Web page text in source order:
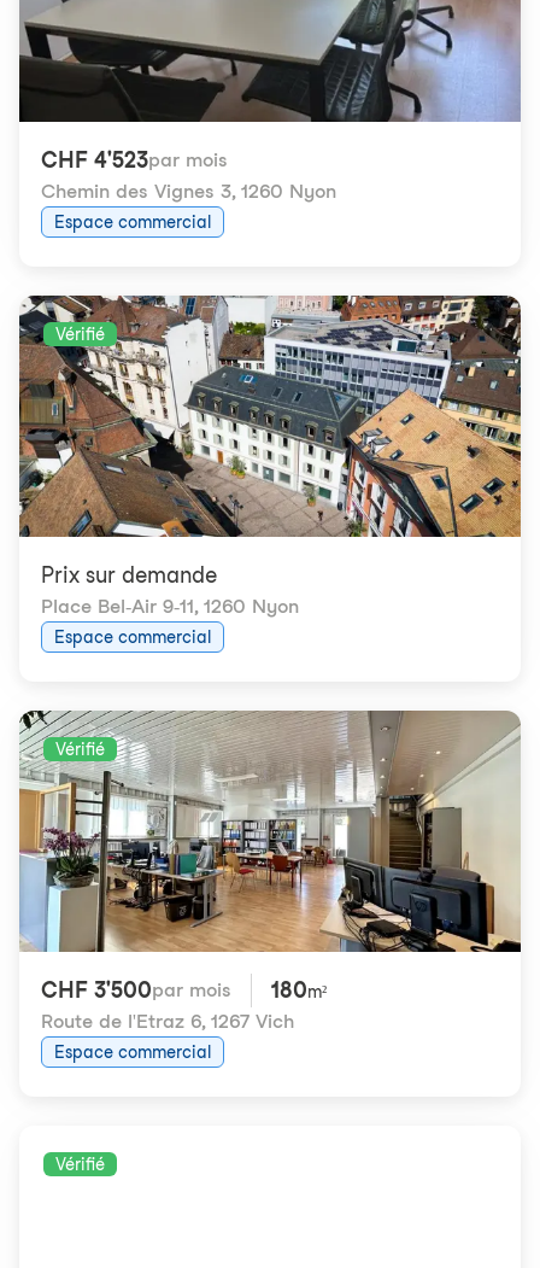
CHF 4'523par mois
Chemin des Vignes 3, 1260 Nyon
Espace commercial
Vérifié
Prix ​​sur demande
Place Bel-Air 9-11, 1260 Nyon
Espace commercial
Vérifié
CHF 3'500par mois 180m²
Route de l'Etraz 6, 1267 Vich
Espace commercial
Vérifié